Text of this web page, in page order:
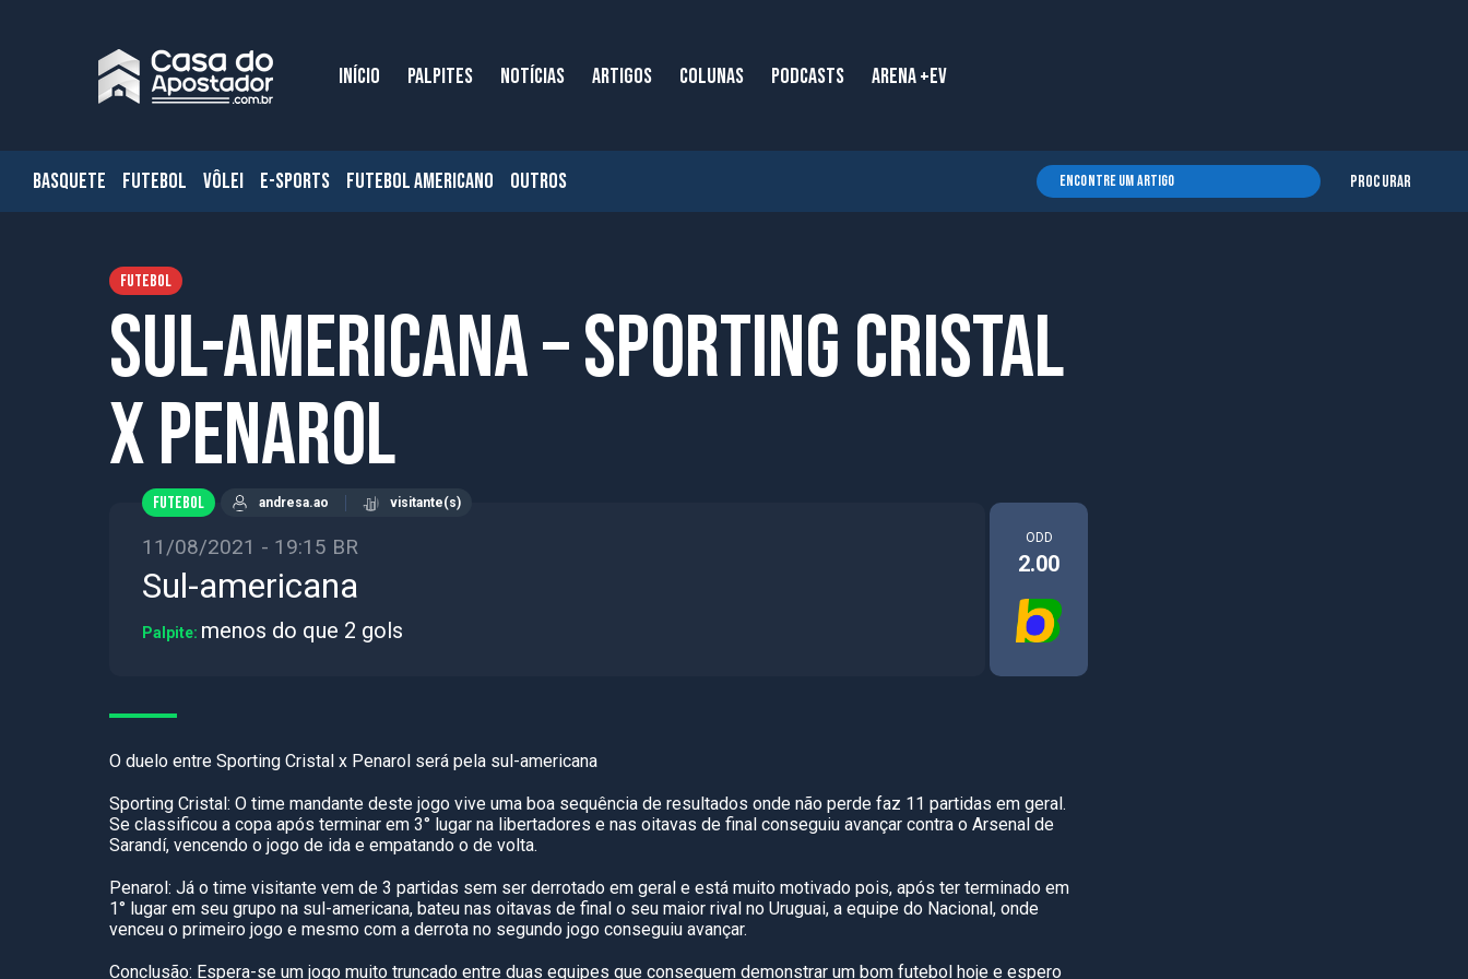
INÍCIO PALPITES NOTÍCIAS ARTIGOS COLUNAS PODCASTS ARENA +EV
BASQUETE FUTEBOL VÔLEI E-SPORTS FUTEBOL AMERICANO OUTROS Procurar
FUTEBOL
Sul-americana – Sporting Cristal
x Penarol
FUTEBOL andresa.ao visitante(s)
11/08/2021 - 19:15 BR
Sul-americana
Palpite: menos do que 2 gols
ODD
2.00
O duelo entre Sporting Cristal x Penarol será pela sul-americana
Sporting Cristal: O time mandante deste jogo vive uma boa sequência de resultados onde não perde faz 11 partidas em geral.
Se classificou a copa após terminar em 3° lugar na libertadores e nas oitavas de final conseguiu avançar contra o Arsenal de
Sarandí, vencendo o jogo de ida e empatando o de volta.
Penarol: Já o time visitante vem de 3 partidas sem ser derrotado em geral e está muito motivado pois, após ter terminado em
1° lugar em seu grupo na sul-americana, bateu nas oitavas de final o seu maior rival no Uruguai, a equipe do Nacional, onde
venceu o primeiro jogo e mesmo com a derrota no segundo jogo conseguiu avançar.
Conclusão: Espera-se um jogo muito truncado entre duas equipes que conseguem demonstrar um bom futebol hoje e espero